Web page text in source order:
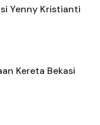
Yenny Kristianti
Kereta Bekasi